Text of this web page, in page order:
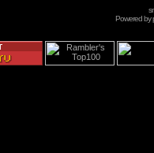
Powered by